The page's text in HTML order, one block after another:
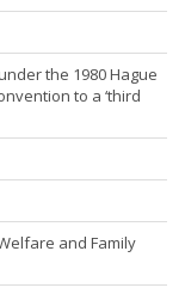
the 1980 Hague
to a ‘third
and Family